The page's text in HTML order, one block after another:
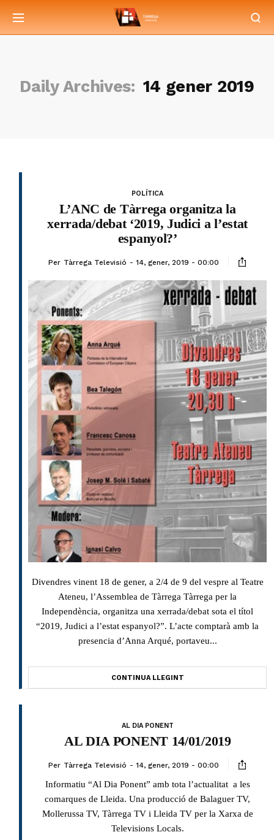
Daily Archives: 14 gener 2019
POLÍTICA
L’ANC de Tàrrega organitza la
xerrada/debat ‘2019, Judici a l’estat
espanyol?’
Per Tàrrega Televisió 14, gener, 2019 - 00:00
Divendres vinent 18 de gener, a 2/4 de 9 del vespre al Teatre
Ateneu, l’Assemblea de Tàrrega Tàrrega per la
Independència, organitza una xerrada/debat sota el títol
“2019, Judici a l’estat espanyol?”. L’acte comptarà amb la
presencia d’Anna Arqué, portaveu...
CONTINUA LLEGINT
AL DIA PONENT
AL DIA PONENT 14/01/2019
Per Tàrrega Televisió 14, gener, 2019 - 00:00
Informatiu “Al Dia Ponent” amb tota l’actualitat a les
comarques de Lleida. Una producció de Balaguer TV,
Mollerussa TV, Tàrrega TV i Lleida TV per la Xarxa de
Televisions Locals.